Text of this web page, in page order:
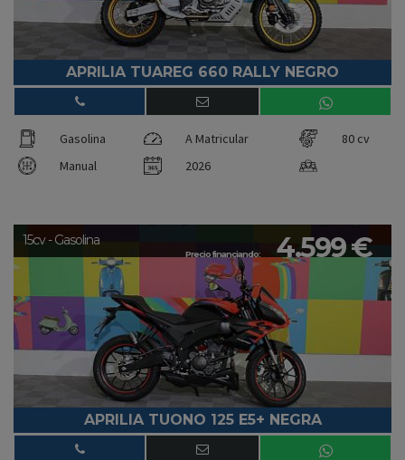
APRILIA TUAREG 660 RALLY NEGRO
Gasolina A Matricular
80 cv
Manual
2026
Precio financiando: 4.599 €
15cv - Gasolina
APRILIA TUONO 125 E5+ NEGRA